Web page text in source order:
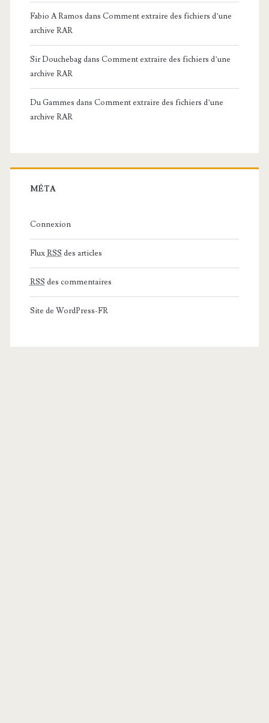
Fabio A Ramos dans Comment extraire des fichiers d’une
archive RAR
Sir Douchebagdans Comment extraire des fichiers d’une
archive RAR
Du Gammes dans Comment extraire des fichiers d’une
archive RAR
MÉTA
Connexion
FluxRSS des articles
RSS des commentaires
Site de WordPress-FR